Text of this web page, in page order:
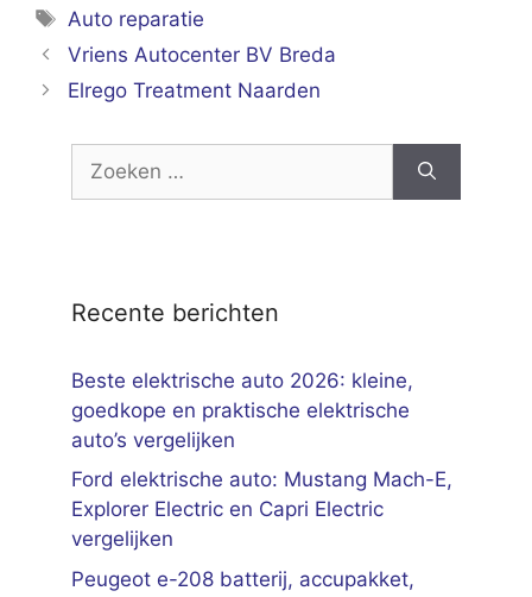
Tags
Auto reparatie
Vriens Autocenter BV Breda
Elrego Treatment Naarden
naar:
Recente berichten
Beste elektrische auto 2026: kleine,
goedkope en praktische elektrische
auto’s vergelijken
Ford elektrische auto: Mustang Mach-E,
Explorer Electric en Capri Electric
vergelijken
Peugeot e-208 batterij, accupakket,